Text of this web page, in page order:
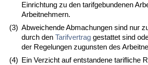
Einrichtung zu den tarifgebundenen
Arbeitnehmern.
(3) Abweichende Abmachungen sind nur
durch den Tarifvertrag gestattet sind
der Regelungen zugunsten des
(4) Ein Verzicht auf entstandene tarifliche